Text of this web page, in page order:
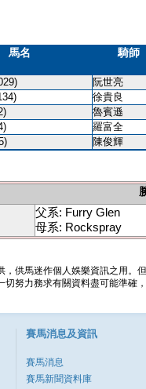
馬名 騎師
阮世亮
徐貴良
魯賓遜
羅富全
陳俊輝
父系: Furry Glen
母系: Rockspray
，供馬迷作個人娛樂資訊之用。
努力務求有關資料盡可能準確
賽馬消息及資訊
賽馬消息
賽馬新聞資料庫